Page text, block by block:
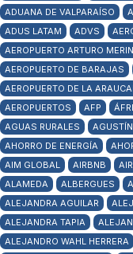
ADUANA DE VALPARAÍSO
ADUS LATAM
ADVS
AEROPUERTO ARTURO
AEROPUERTO DE BARAJAS
AEROPUERTO DE LA
AEROPUERTOS
AFP
AGUAS RURALES
AHORRO DE ENERGÍA
AIM GLOBAL
AIRBNB
ALAMEDA
ALBERGUES
ALEJANDRA AGUILAR
ALEJANDRA TAPIA
ALEJANDRO WAHL HERRERA